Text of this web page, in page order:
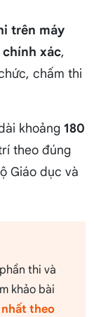
trên máy
chính xác,
chấm thi
khoảng 180
theo đúng
Giáo dục và
thi và
khảo bài
nhất theo